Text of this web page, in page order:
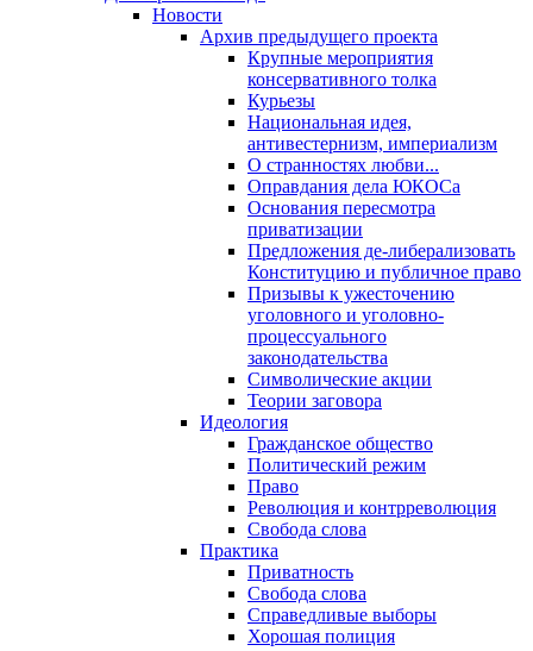
Новости
Архив предыдущего проекта
Крупные мероприятия
консервативного толка
Курьезы
Национальная идея,
антивестернизм, империализм
О странностях любви...
Оправдания дела ЮКОСа
Основания пересмотра
приватизации
Предложения де-либерализовать
Конституцию и публичное право
Призывы к ужесточению
уголовного и уголовно-
процессуального
законодательства
Символические акции
Теории заговора
Идеология
Гражданское общество
Политический режим
Право
Революция и контрреволюция
Свобода слова
Практика
Приватность
Свобода слова
Справедливые выборы
Хорошая полиция